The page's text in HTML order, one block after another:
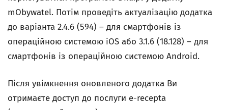
mObywatel. Потім проведіть актуалізацію додатка
до варіанта 2.4.6 (594) – для смартфонів із
операційною системою iOS або 3.1.6 (18.128) – для
смартфонів із операційною системою Android.
Після увімкнення оновленого додатка Ви
отримаєте доступ до послуги e-recepta